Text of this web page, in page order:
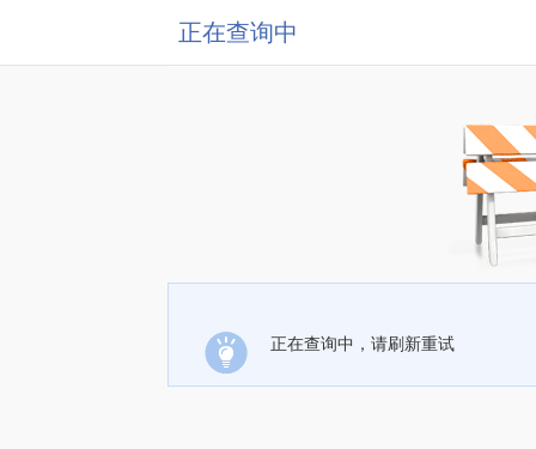
正在查询中
正在查询中，请刷新重试